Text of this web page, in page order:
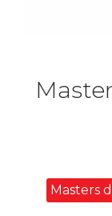
Masters